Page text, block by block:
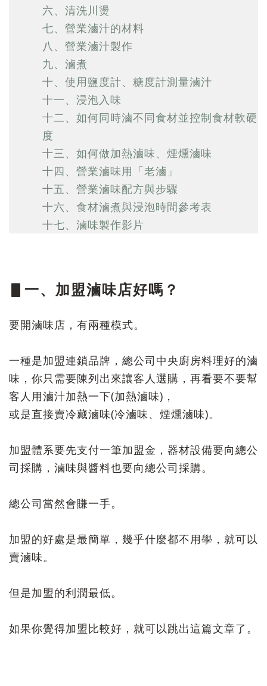
六、清洗川燙
七、營業滷汁的材料
八、營業滷汁製作
九、滷煮
十、使用鹽度計、糖度計測量滷汁
十一、浸泡入味
十二、如何同時滷不同食材並控制食材軟硬
度
十三、如何做加熱滷味、煙燻滷味
十四、營業滷味用「老滷」
十五、營業滷味配方與步驟
十六、食材滷煮與浸泡時間參考表
十七、滷味製作影片
▋一、加盟滷味店好嗎？
要開滷味店，有兩種模式。
一種是加盟連鎖品牌，總公司中央廚房料理好的滷
味， 你只需要陳列出來讓客人選購，再看要不要幫
客人用滷汁加熱一下(加熱滷味)，
或是直接賣冷藏滷味(冷滷味、煙燻滷味)。
加盟體系要先支付一筆加盟金，器材設備要向總公
司採購， 滷味與醬料也要向總公司採購。
總公司當然會賺一手。
加盟的好處是最簡單，幾乎什麼都不用學，就可以
賣滷味。
但是加盟的利潤最低。
如果你覺得加盟比較好，就可以跳出這篇文章了。